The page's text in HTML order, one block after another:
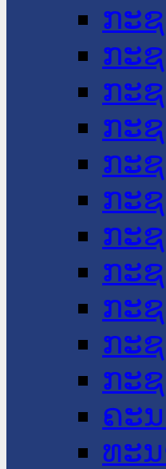
ກະ
ກະ
ກະ
ກະ
ກະ
ກະ
ກະ
ກະ
ກະ
ກະ
ກະ
ຄະ
ທະ